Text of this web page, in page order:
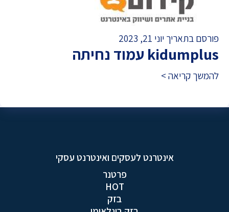
פורסם בתאריך יוני 21, 2023
kidumplus עמוד נחיתה
להמשך קריאה >
אינטרנט לעסקים ואינטרנט עסקי
פרטנר
HOT
בזק